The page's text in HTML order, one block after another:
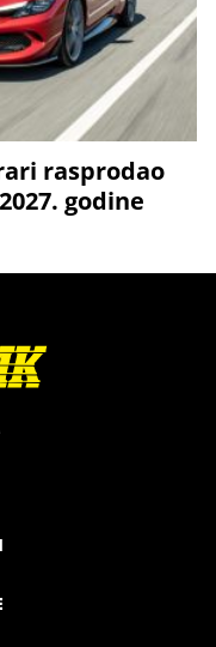
rasprodao
godine